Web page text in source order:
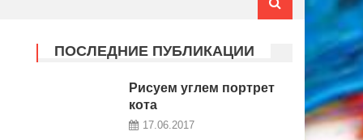
ПОСЛЕДНИЕ ПУБЛИКАЦИИ
Рисуем углем портрет
кота
17.06.2017